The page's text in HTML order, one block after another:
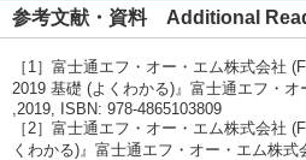
参考文献・資料 Additional
［1］富士通エフ・オー・エム株式会社
2019 基礎 (よくわかる)』富士通エフ・
,2019, ISBN: 978-4865103809
［2］富士通エフ・オー・エム株式会社
くわかる)』富士通エフ・オー・エム株